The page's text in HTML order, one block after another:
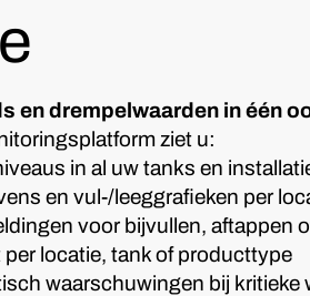
en drempelwaarden in één
ziet u:
in al uw tanks en
en vul-/leeggrafieken per
voor bijvullen, aftappen
locatie, tank of producttype
waarschuwingen bij kritieke